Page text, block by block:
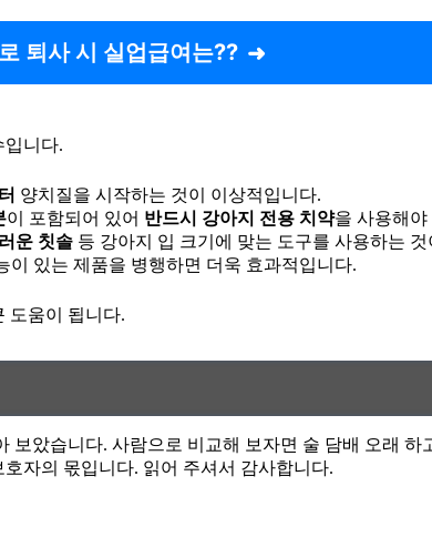
퇴사 시 실업급여는??
입니다.
양치질을 시작하는 것이 이상적입니다.
이 포함되어 있어 반드시 강아지 전용 치약을 사용해야
운 칫솔 등 강아지 입 크기에 맞는 도구를 사용하는
이 있는 제품을 병행하면 더욱 효과적입니다.
도움이 됩니다.
았습니다. 사람으로 비교해 보자면 술 담배 오래
자의 몫입니다. 읽어 주셔서 감사합니다.